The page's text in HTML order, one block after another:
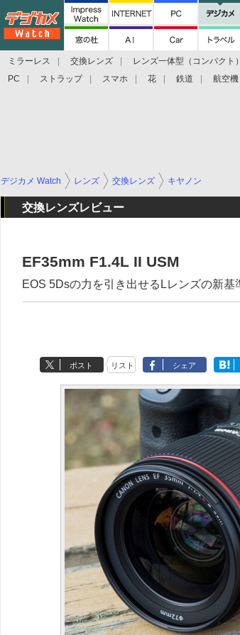
ミラーレス 交換レンズ レンズ一体型（コンパクト）
PC
ストラップ スマホ 花 鉄道 航空機
デジカメ Watch レンズ 交換レンズ キヤノン
交換レンズレビュー
EF35mm F1.4L II USM
EOS 5Dsの力を引き出せるLレンズの新基
ポスト リスト シェア